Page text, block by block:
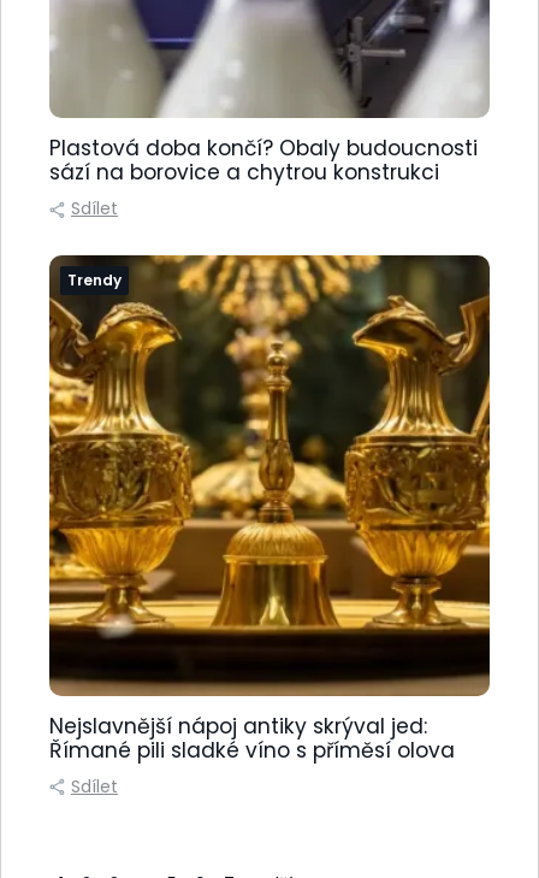
Plastová doba končí? Obaly budoucnosti
sází na borovice a chytrou konstrukci
Sdílet
Trendy
Nejslavnější nápoj antiky skrýval jed:
Římané pili sladké víno s příměsí olova
Sdílet